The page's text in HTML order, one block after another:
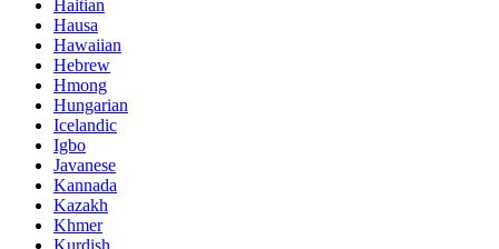
Haitian
Hausa
Hawaiian
Hebrew
Hmong
Hungarian
Icelandic
Igbo
Javanese
Kannada
Kazakh
Khmer
Kurdish